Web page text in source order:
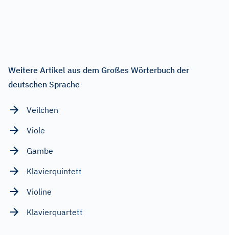
Weitere Artikel aus dem Großes Wörterbuch der
deutschen Sprache
Veilchen
Viole
Gambe
Klavierquintett
Violine
Klavierquartett